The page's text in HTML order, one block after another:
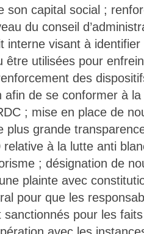
son capital social ;
du conseil
interne visant à
être utilisées pour
des
afin de se conformer à
; mise en place de
plus grande
à la lutte anti
; désignation de
plainte avec
pour que les
pour les